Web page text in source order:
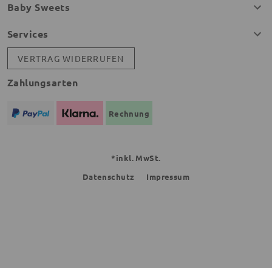
Baby Sweets
Services
VERTRAG WIDERRUFEN
Zahlungsarten
Rechnung
*inkl. MwSt.
Datenschutz
Impressum